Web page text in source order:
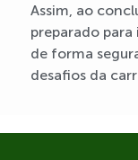
Assim, ao
preparado
de forma
desafios da